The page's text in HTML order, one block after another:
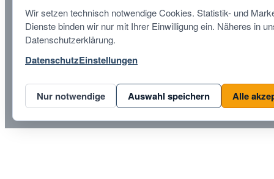
Wir setzen technisch notwendige Cookies. Statistik- und
Dienste binden wir nur mit Ihrer Einwilligung ein. Näheres in
Datenschutzerklärung.
DatenschutzEinstellungen
Nur notwendige Auswahl speichern Alle
Datenschutzbestimmungen